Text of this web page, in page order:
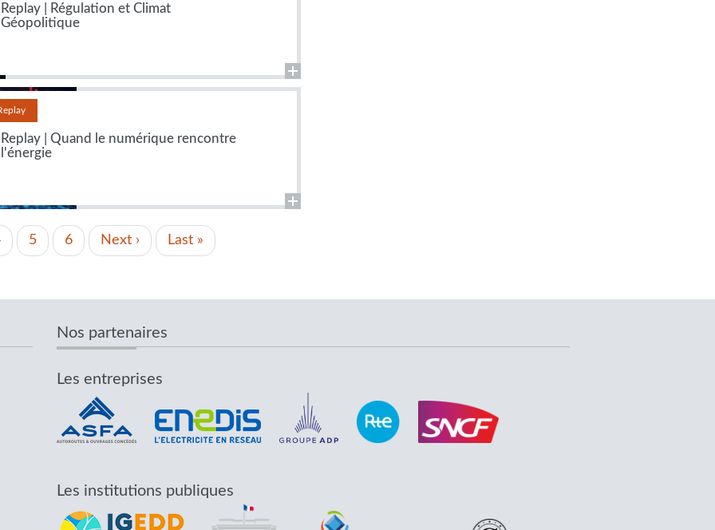
Replay | Régulation et Climat
Géopolitique
Replay | Quand le numérique rencontre
l'énergie
Page
5 Page
6
Page
Next ›
Dernière
Last »
Nos partenaires
Les entreprises
Les institutions publiques